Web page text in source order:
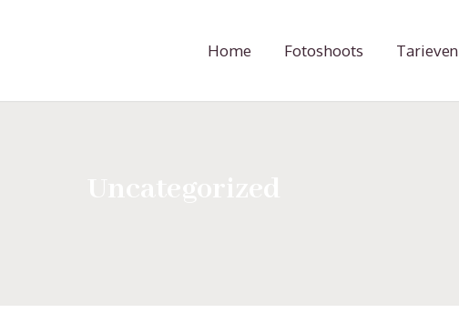
Home Fotoshoots Tarieven